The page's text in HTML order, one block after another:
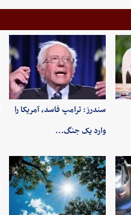
سندرز: ترامپ فاسد، آمریکا را
وارد یک جنگ…